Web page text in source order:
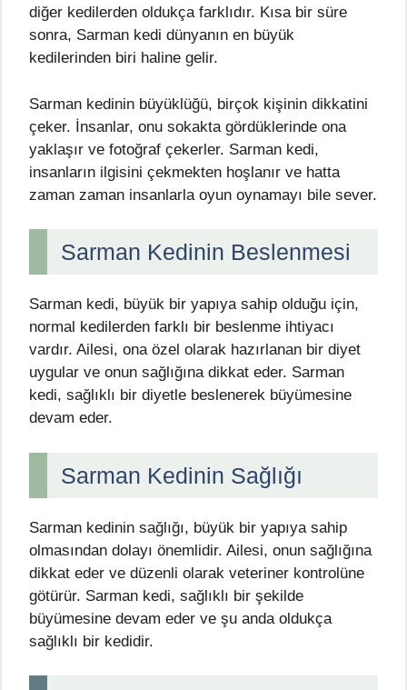
diğer kedilerden oldukça farklıdır. Kısa bir süre
sonra, Sarman kedi dünyanın en büyük
kedilerinden biri haline gelir.
Sarman kedinin büyüklüğü, birçok kişinin dikkatini
çeker. İnsanlar, onu sokakta gördüklerinde ona
yaklaşır ve fotoğraf çekerler. Sarman kedi,
insanların ilgisini çekmekten hoşlanır ve hatta
zaman zaman insanlarla oyun oynamayı bile sever.
Sarman Kedinin Beslenmesi
Sarman kedi, büyük bir yapıya sahip olduğu için,
normal kedilerden farklı bir beslenme ihtiyacı
vardır. Ailesi, ona özel olarak hazırlanan bir diyet
uygular ve onun sağlığına dikkat eder. Sarman
kedi, sağlıklı bir diyetle beslenerek büyümesine
devam eder.
Sarman Kedinin Sağlığı
Sarman kedinin sağlığı, büyük bir yapıya sahip
olmasından dolayı önemlidir. Ailesi, onun sağlığına
dikkat eder ve düzenli olarak veteriner kontrolüne
götürür. Sarman kedi, sağlıklı bir şekilde
büyümesine devam eder ve şu anda oldukça
sağlıklı bir kedidir.